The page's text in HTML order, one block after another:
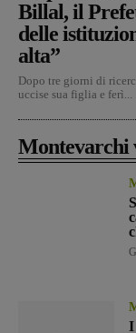
Billal, il
delle
alta”
Dopo tre giorni di
uccise sua figlia e ferì...
Montevarchi
I